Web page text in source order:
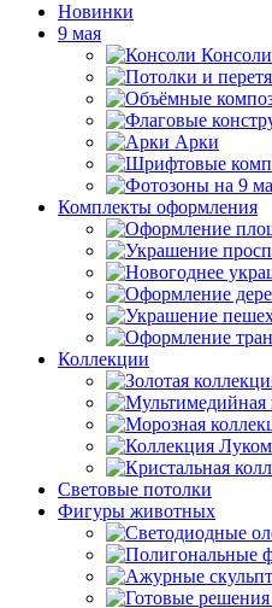
Новинки
9 мая
Консоли
Арки
Комплекты оформления
Коллекции
Световые потолки
Фигуры животных